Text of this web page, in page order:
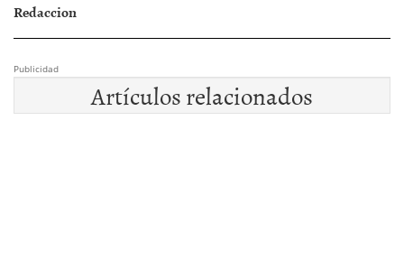
Redaccion
Publicidad
Artículos relacionados